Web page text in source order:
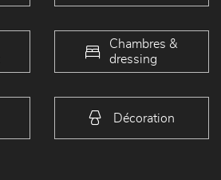
Chambres &
dressing
Décoration